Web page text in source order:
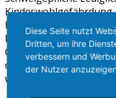
Kindeswohlgefährdung
Fremdgefährdung, ist
Die Vorgehensweise
Gesamtschule
den Betroffenen. Es
womit die
Diese Seite nutzt
Dritten, um ihre
verbessern und
der Nutzer